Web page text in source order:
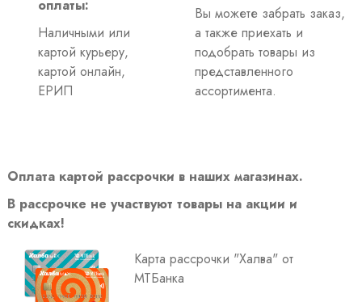
оплаты:
Наличными или
картой курьеру,
картой онлайн,
ЕРИП
Вы можете забрать заказ,
а также приехать и
подобрать товары из
представленного
ассортимента.
Оплата картой рассрочки в наших магазинах.
В рассрочке не участвуют товары на акции и
скидках!
Карта рассрочки "Халва" от
МТБанка